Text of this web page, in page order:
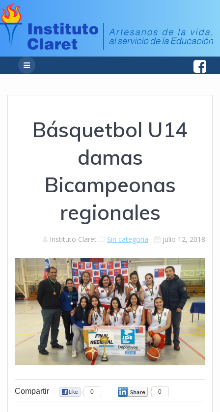
Básquetbol U14
damas
Bicampeonas
regionales
Instituto Claret Sin categoría julio 12, 2018
Compartir 0 0